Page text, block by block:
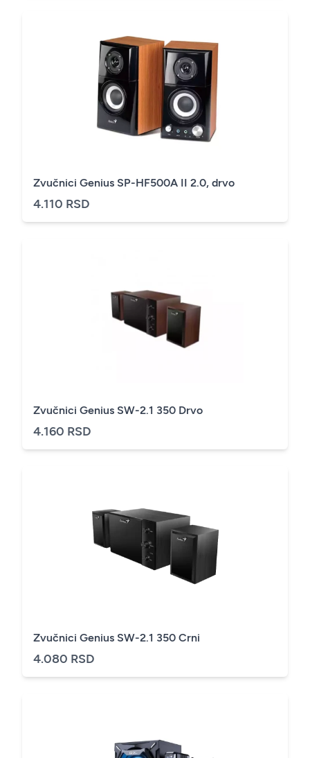
Zvučnici Genius SP-HF500A II 2.0, drvo
4.110 RSD
Zvučnici Genius SW-2.1 350 Drvo
4.160 RSD
Zvučnici Genius SW-2.1 350 Crni
4.080 RSD